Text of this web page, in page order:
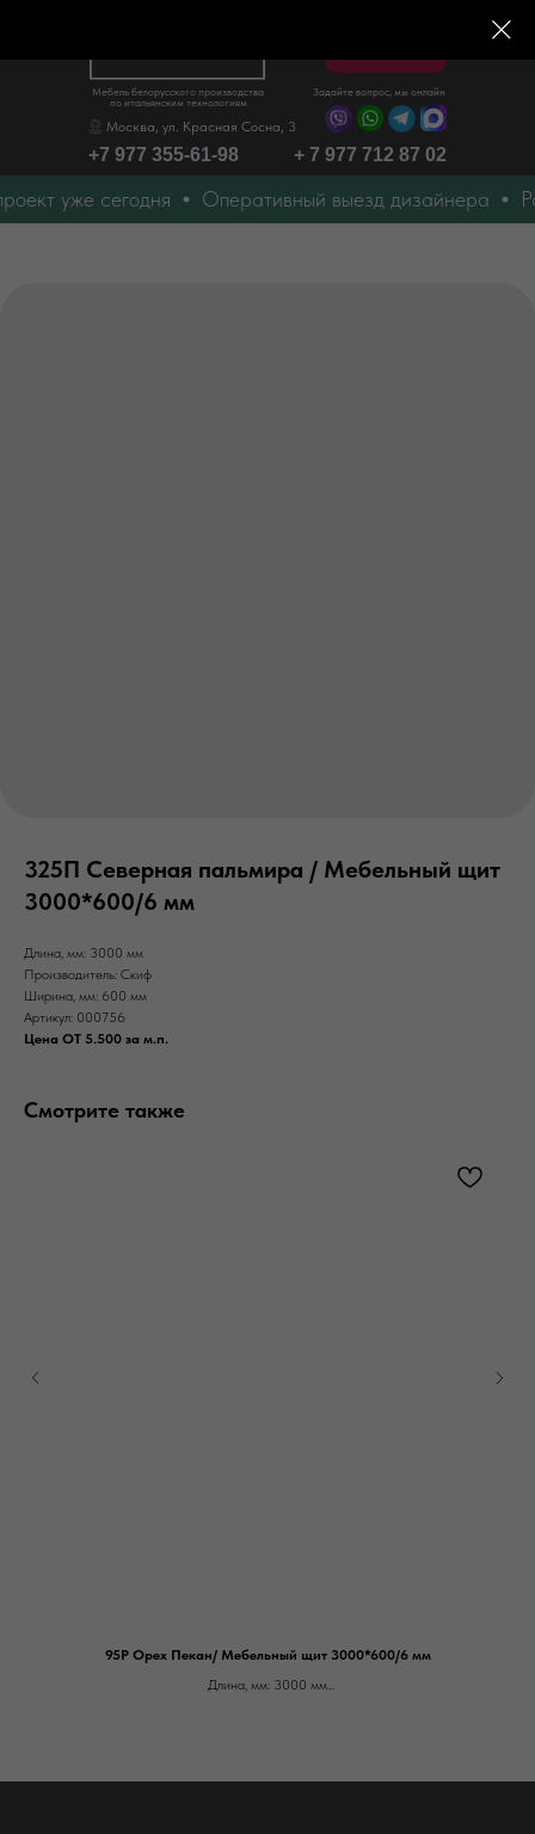
Мебель белорусского производства
по итальянским технологиям
+7 977 355-61-98
Задайте вопрос, мы онлайн
Москва, ул. Красная Сосна, 3
+ 7 977 712 87 02
уже сегодня Оперативный выезд дизайнера
325П Северная пальмира / Мебельный щит
3000*600/6 мм
Длина, мм: 3000 мм
Производитель: Скиф
Ширина, мм: 600 мм
Артикул: 000756
Цена ОТ 5.500 за м.п.
Смотрите также
95Р Орех Пекан/ Мебельный щит 3000*600/6 мм
Длина, мм: 3000 мм